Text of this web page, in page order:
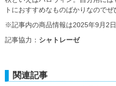
トにおすすめなものばかりなので
※記事内の商品情報は2025年9月2日
記事協力： シャトレーゼ
関連記事